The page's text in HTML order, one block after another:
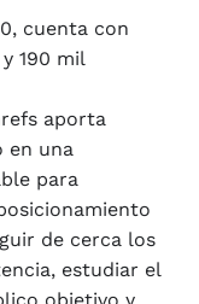
cuenta con
190 mil
aporta
en una
para
de cerca los
estudiar el